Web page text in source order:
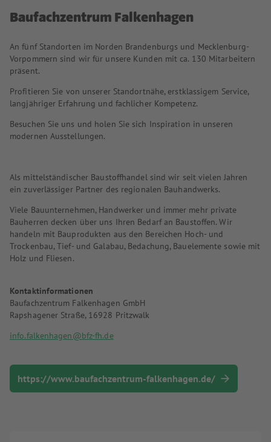
Baufachzentrum Falkenhagen
An fünf Standorten im Norden Brandenburgs und Mecklenburg-
Vorpommern sind wir für unsere Kunden mit ca. 130 Mitarbeitern
präsent.
Profitieren Sie von unserer Standortnähe, erstklassigem Service,
langjähriger Erfahrung und fachlicher Kompetenz.
Besuchen Sie uns und holen Sie sich Inspiration in unseren
modernen Ausstellungen.
Als mittelständischer Baustoffhandel sind wir seit vielen Jahren
ein zuverlässiger Partner des regionalen Bauhandwerks.
Viele Bauunternehmen, Handwerker und immer mehr private
Bauherren decken über uns Ihren Bedarf an Baustoffen. Wir
handeln mit Bauprodukten aus den Bereichen Hoch- und
Trockenbau, Tief- und Galabau, Bedachung, Bauelemente sowie mit
Holz und Fliesen.
Kontaktinformationen
Baufachzentrum Falkenhagen GmbH
Rapshagener Straße, 16928 Pritzwalk
info.falkenhagen@bfz-fh.de
https://www.baufachzentrum-falkenhagen.de/